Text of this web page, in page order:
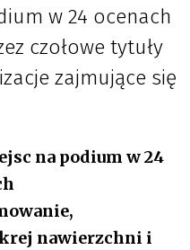
w 24 ocenach
czołowe tytuły
zajmujące się
na podium w 24
nawierzchni i